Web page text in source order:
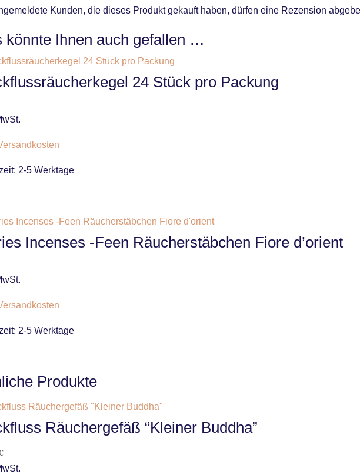
Kunden, die dieses Produkt gekauft haben, dürfen eine Rezension
könnte Ihnen auch gefallen …
24 Stück pro Packung
2-5 Werktage
Incenses -Feen Räucherstäbchen Fiore d’orient
2-5 Werktage
Produkte
Räuchergefäß “Kleiner Buddha”